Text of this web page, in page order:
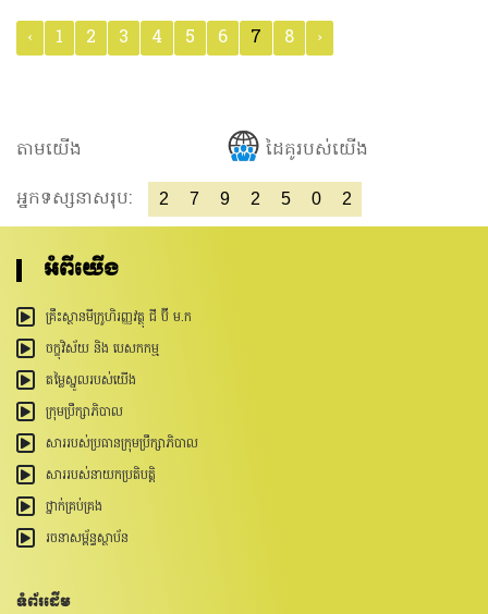
‹ 1 2 3 4 5 6 7 8 ›
តាមយើង
ដៃគូរបស់យើង
អ្នកទស្សនាសរុប:
2 7 9 2 5 0 2
អំពីយើង
គ្រឹះស្ថានមីក្រូហិរញ្ញវត្ថុ ជី ប៊ី ម.ក
ចក្ខុវិស័យ និង បេសកកម្ម
តម្លៃស្នូលរបស់យើង
ក្រុមប្រឹក្សាភិបាល
សាររបស់ប្រធានក្រុមប្រឹក្សាភិបាល
សាររបស់នាយកប្រតិបត្តិ
ថ្នាក់គ្រប់គ្រង
រចនាសម្ព័ន្ធ​ស្ថាប័ន
ទំព័រដើម